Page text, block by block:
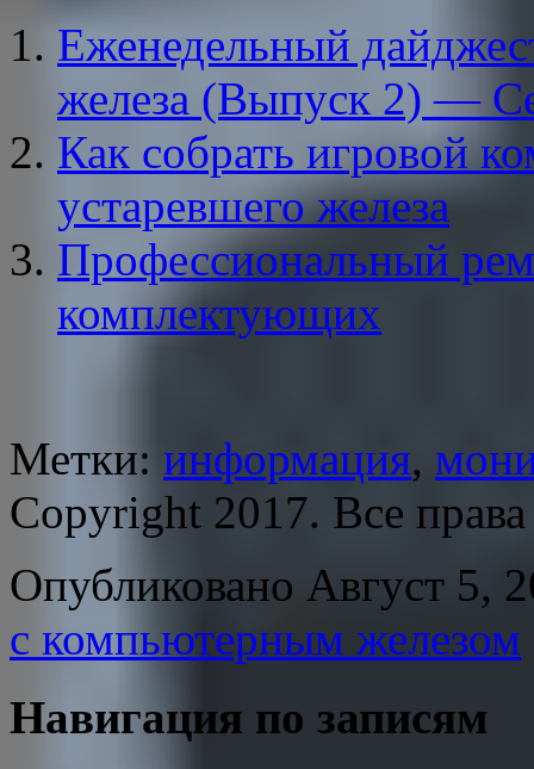
Еженедельный
железа (Выпуск 2) —
Как собрать игровой
устаревшего железа
Профессиональный
комплектующих
Метки: информация,
Copyright 2017. Все
Опубликовано Август 5,
с компьютерным железом
Навигация по записям